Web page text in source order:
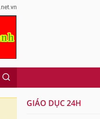
GIÁO DỤC 24H